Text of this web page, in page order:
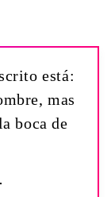
está:
mas
boca de